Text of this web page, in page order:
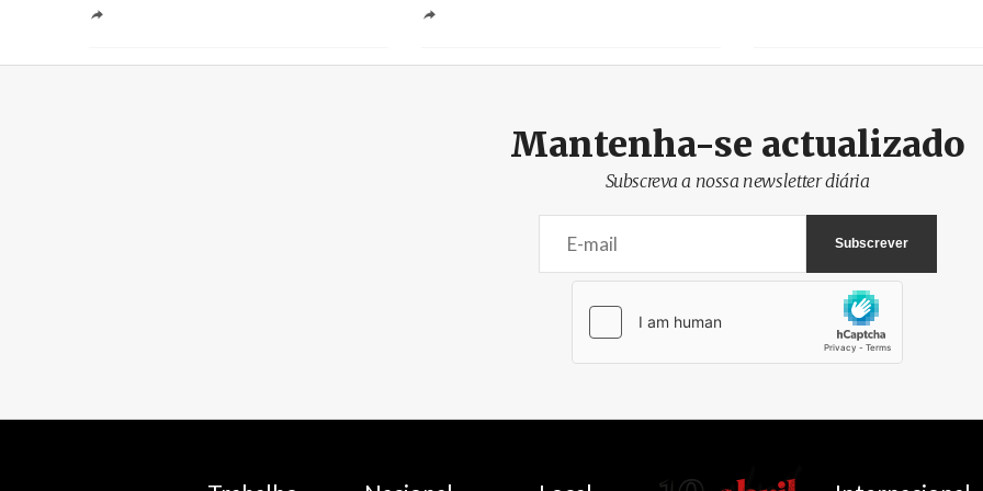
Mantenha-se actualizado
Subscreva a nossa newsletter diária
AbrilAbril